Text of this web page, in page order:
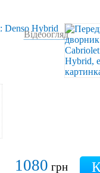
Відеоогляд
1080 грн